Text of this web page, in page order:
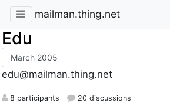
mailman.thing.net
Edu
edu@mailman.thing.net
8 participants 20 discussions